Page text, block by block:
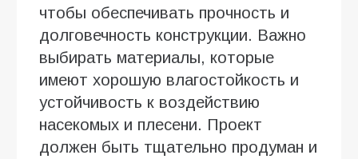
чтобы обеспечивать прочность и
долговечность конструкции. Важно
выбирать материалы, которые
имеют хорошую влагостойкость и
устойчивость к воздействию
насекомых и плесени. Проект
должен быть тщательно продуман и